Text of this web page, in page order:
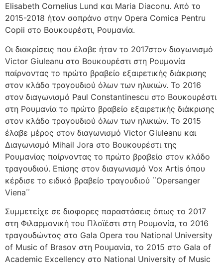
Elisabeth Cornelius Lund και Maria Diaconu. Από το
2015-2018 ήταν σοπράνο στην Opera Comica Pentru
Copii στο Βουκουρέστι, Ρουμανία.
Οι διακρίσεις που έλαβε ήταν το 2017στον διαγωνισμό
Victor Giuleanu στο Βουκουρέστι στη Ρουμανία
παίρνοντας το πρώτο βραβείο εξαιρετικής διάκρισης
στον κλάδο τραγουδιού όλων των ηλικιών. Το 2016
στον διαγωνισμό Paul Constantinescu στο Βουκουρέστι
στη Ρουμανία το πρώτο βραβείο εξαιρετικής διάκρισης
στον κλάδο τραγουδιού όλων των ηλικιών. Το 2015
έλαβε μέρος στον διαγωνισμό Victor Giuleanu και
Διαγωνισμό Mihail Jora στο Βουκουρέστι της
Ρουμανίας παίρνοντας το πρώτο βραβείο στον κλάδο
τραγουδιού. Επίσης στον διαγωνισμό Vox Artis όπου
κέρδισε το ειδικό βραβείο τραγουδιού ΄΄Opersanger
Viena΄΄
Συμμετείχε σε διαφορες παραστάσεις όπως το 2017
στη Φιλαρμονική του Πλοϊέστι στη Ρουμανία, το 2016
τραγουδώντας στο Gala Opera του National University
of Music of Brasov στη Ρουμανία, το 2015 στο Gala of
Academic Excellency στο National University of Music